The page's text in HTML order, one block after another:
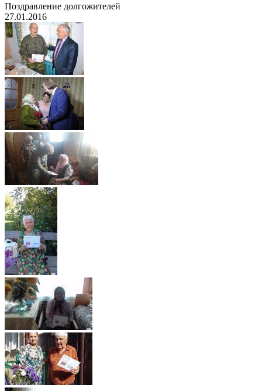
Поздравление долгожителей
27.01.2016